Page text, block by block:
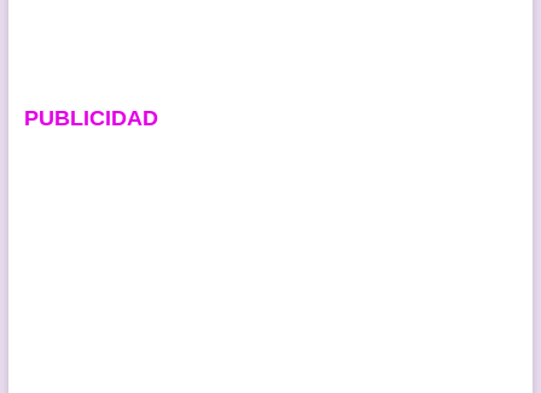
PUBLICIDAD